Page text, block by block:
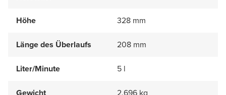
Höhe 328 mm
Länge des Überlaufs 208 mm
Liter/Minute 5 l